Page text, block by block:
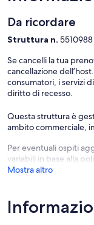
This
is
possible
this
comfortable
4+2-
person
at
the
near
the
Speulder
the
moors
Da ricordare
Struttura n. 5510988
Se cancelli la tua
cancellazione
consumatori, i servizi
diritto di recesso.
Questa struttura è
ambito commerciale,
Per eventuali ospiti
variabili in base alla
Mostra altro